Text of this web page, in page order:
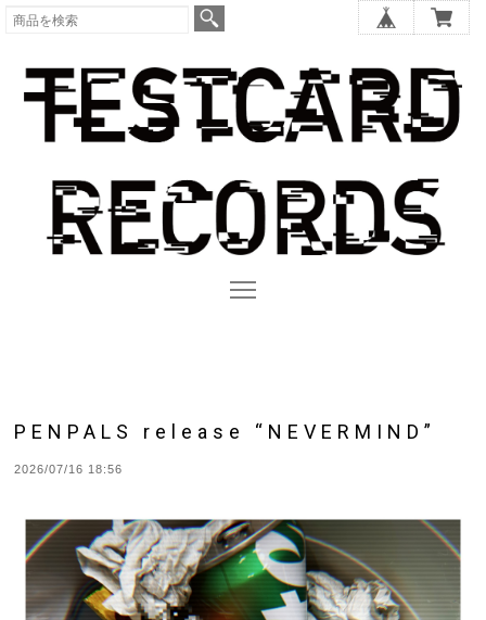
PENPALS release “NEVERMIND”
2026/07/16 18:56